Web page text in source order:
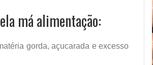
má alimentação:
gorda, açucarada e excesso